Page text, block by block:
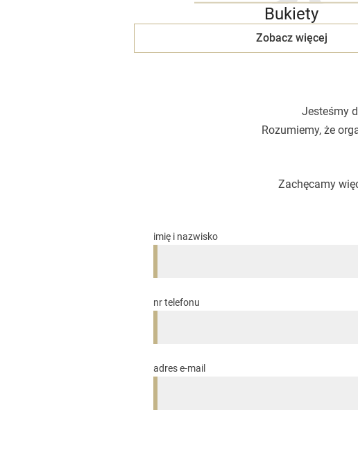
Bukiety
Zobacz więcej
Jesteśmy
Rozumiemy, że
Zachęcamy
imię i nazwisko
nr telefonu
adres e-mail